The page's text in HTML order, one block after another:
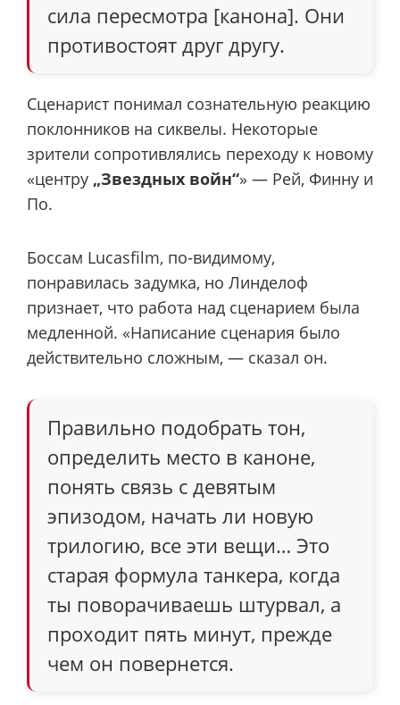
сила пересмотра [канона]. Они
противостоят друг другу.
Сценарист понимал сознательную реакцию
поклонников на сиквелы. Некоторые
зрители сопротивлялись переходу к новому
«центру „Звездных войн“» — Рей, Финну и
По.
Боссам Lucasfilm, по-видимому,
понравилась задумка, но Линделоф
признает, что работа над сценарием была
медленной. «Написание сценария было
действительно сложным, — сказал он.
Правильно подобрать тон,
определить место в каноне,
понять связь с девятым
эпизодом, начать ли новую
трилогию, все эти вещи… Это
старая формула танкера, когда
ты поворачиваешь штурвал, а
проходит пять минут, прежде
чем он повернется.